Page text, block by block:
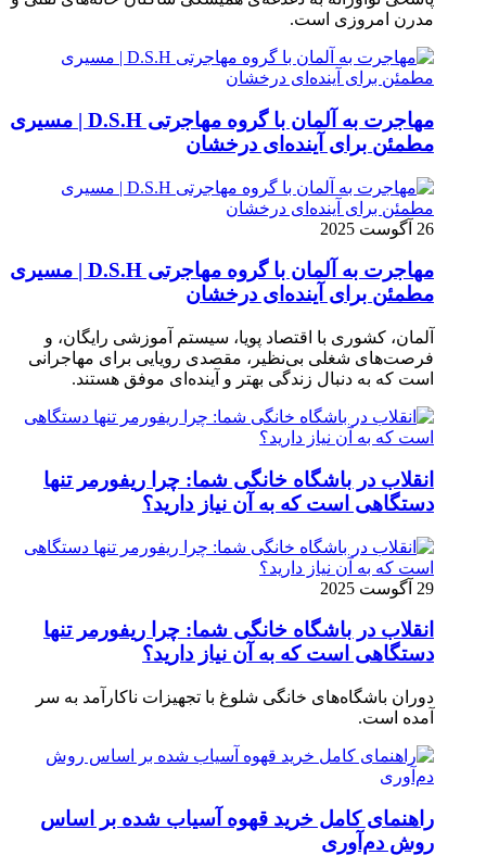
مدرن امروزی ا‌ست.
مهاجرت به آلمان با گروه مهاجرتی D.S.H | مسیری
مطمئن برای آینده‌ای درخشان
26 آگوست 2025
مهاجرت به آلمان با گروه مهاجرتی D.S.H | مسیری
مطمئن برای آینده‌ای درخشان
آلمان، کشوری با اقتصاد پویا، سیستم آموزشی رایگان، و
فرصت‌های شغلی بی‌نظیر، مقصدی رویایی برای مهاجرانی
است که به دنبال زندگی بهتر و آینده‌ای موفق هستند.
انقلاب در باشگاه خانگی شما: چرا ریفورمر تنها
دستگاهی است که به آن نیاز دارید؟
29 آگوست 2025
انقلاب در باشگاه خانگی شما: چرا ریفورمر تنها
دستگاهی است که به آن نیاز دارید؟
دوران باشگاه‌های خانگی شلوغ با تجهیزات ناکارآمد به سر
آمده است.
راهنمای کامل خرید قهوه آسیاب شده بر اساس
روش دم‌آوری